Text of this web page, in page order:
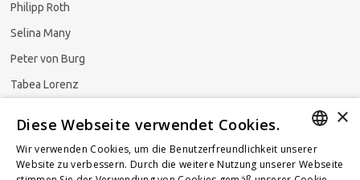
Philipp Roth
Selina Many
Peter von Burg
Tabea Lorenz
GERMAN
×
Diese Webseite verwendet Cookies.
Wir verwenden Cookies, um die Benutzerfreundlichkeit unserer
Website zu verbessern. Durch die weitere Nutzung unserer Webseite